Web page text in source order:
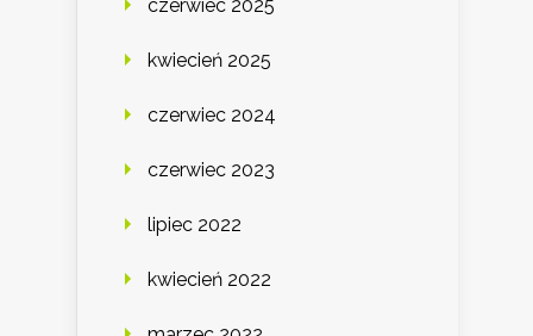
czerwiec 2025
kwiecień 2025
czerwiec 2024
czerwiec 2023
lipiec 2022
kwiecień 2022